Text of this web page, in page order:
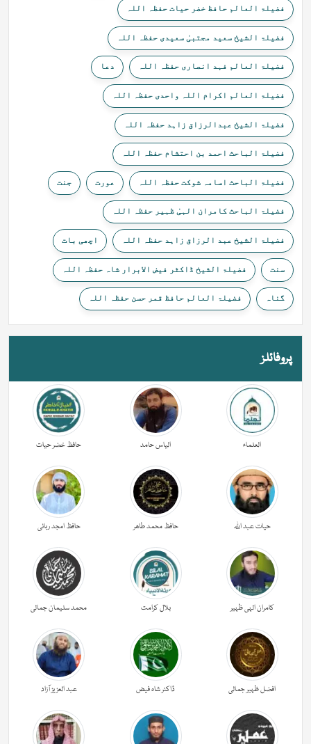
فضیلۃ العالم حافظ خضر حیات حفظہ اللہ
فضیلۃ الشیخ سعید مجتبیٰ سعیدی حفظہ اللہ
فضیلۃ العالم فہد انصاری حفظہ اللہ دعا
فضیلۃ العالم اکرام اللہ واحدی حفظہ اللہ
فضیلۃ الشیخ عبدالرزاق زاہد حفظہ اللہ
فضیلۃ الباحث احمد بن احتشام حفظہ اللہ
فضیلۃ الباحث اسامہ شوکت حفظہ اللہ عورت جنت
فضیلۃ الباحث کامران الہیٰ ظہیر حفظہ اللہ
فضیلۃ الشیخ عبد الرزاق زاہد حفظہ اللہ اچھی بات
سنت فضیلۃ الشیخ ڈاکٹر فیض الابرار شاہ حفظہ اللہ
گناہ فضیلۃ العالم حافظ قمر حسن حفظہ اللہ
پروفائلز
العلماء الیاس حامد حافظ خضر حیات
حیات عبد اللہ حافظ محمد طاھر حافظ امجد ربانی
کامران الہی ظہیر بلال کرامت محمد سلیمان جمالی
افضل ظہیر جمالی ڈاکٹر شاہ فیض عبد العزیز آزاد